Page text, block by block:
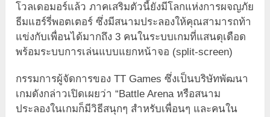
โวลเดอมอร์แล้ว ภาคเสริมตัวนี้ยังมีโลกแห่งการผจญภัย
ธีมแฮร์รี่พอตเตอร์ ซึ่งมีสนามประลองให้คุณสามารถท้า
แข่งกับเพื่อนได้มากถึง 3 คนในระบบเกมที่แสนดุเดือด
พร้อมระบบการเล่นแบบแยกหน้าจอ (split-screen)
กรรมการผู้จัดการของ TT Games ซึ่งเป็นบริษัทพัฒนา
เกมดังกล่าวเปิดเผยว่า “Battle Arena หรือสนาม
ประลองในเกมก็มีวิธีสนุกๆ สำหรับเพื่อนๆ และคนใน